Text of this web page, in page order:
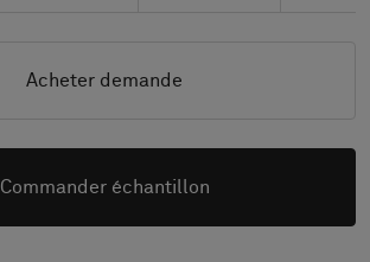
Acheter demande
Commander échantillon